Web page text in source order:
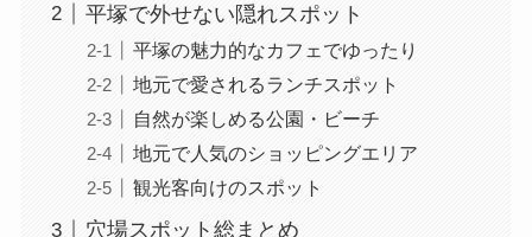
平塚で外せない隠れスポット
平塚の魅力的なカフェでゆったり
地元で愛されるランチスポット
自然が楽しめる公園・ビーチ
地元で人気のショッピングエリア
観光客向けのスポット
穴場スポット総まとめ